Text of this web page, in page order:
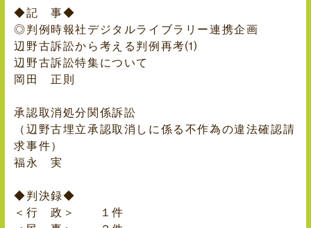
◆記 事◆
◎判例時報社デジタルライブラリー連携企画
辺野古訴訟から考える判例再考⑴
辺野古訴訟特集について
岡田 正則
承認取消処分関係訴訟
（辺野古埋立承認取消しに係る不作為の違法確認請
求事件）
福永 実
◆判決録◆
＜行 政＞ １件